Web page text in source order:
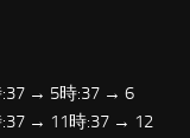
→ 5時:37 → 6
→ 11時:37 → 12